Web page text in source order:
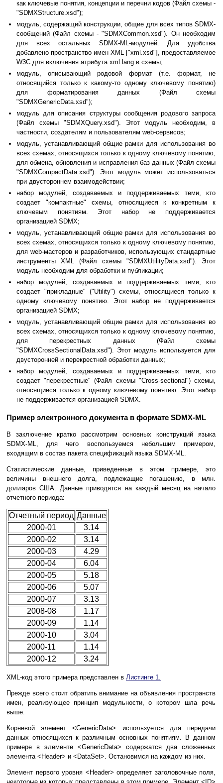
как ключевые понятия, концепции и перечни кодов (Файл схемы -
"SDMXStructure.xsd");
модуль, содержащий конструкции, общие для всех типов SDMX-
сообщений (Файл схемы - "SDMXCommon.xsd"). Он необходим
для всех остальных SDMX-ML-модулей. Для удобства
добавлено пространство имен XML ["xml.xsd"], предоставляемое
W3C для включения атрибута xml:lang в схемы;
модуль, описывающий родовой формат (т.е. формат, не
относящийся только к какому-то одному ключевому понятию)
для форматирования данных (Файл схемы
"SDMXGenericData.xsd");
модуль для описания структуры сообщения родового запроса
(Файл схемы "SDMXQuery.xsd"). Этот модуль необходим, в
частности, создателям и пользователям web-сервисов;
модуль, устанавливающий общие рамки для использования во
всех схемах, относящихся только к одному ключевому понятию,
для обмена, обновления и исправления баз данных (Файл схемы
"SDMXCompactData.xsd"). Этот модуль может использоваться
при двустороннем взаимодействии;
набор модулей, создаваемых и поддерживаемых теми, кто
создает "компактные" схемы, относящиеся к конкретным к
ключевым понятиям. Этот набор не поддерживается
организацией SDMX;
модуль, устанавливающий общие рамки для использования во
всех схемах, относящихся только к одному ключевому понятию,
для web-мастеров и разработчиков, использующих стандартные
инструменты XML (Файл схемы "SDMXUtilityData.xsd"). Этот
модуль необходим для обработки и публикации;
набор модулей, создаваемых и поддерживаемых теми, кто
создает "прикладные" ("Utility") схемы, относящиеся только к
одному ключевому понятию. Этот набор не поддерживается
организацией SDMX;
модуль, устанавливающий общие рамки для использования во
всех схемах, относящихся только к одному ключевому понятию,
для перекрестных данных (Файл схемы
"SDMXCrossSectionalData.xsd"). Этот модуль используется для
двусторонней и перекрестной обработки данных;
набор модулей, создаваемых и поддерживаемых теми, кто
создает "перекрестные" (Файл схемы "Cross-sectional") схемы,
относящиеся только к одному ключевому понятию. Этот набор
не поддерживается организацией SDMX.
Пример электронного документа в формате SDMX-ML
В заключение кратко рассмотрим основных конструкций языка
SDMX-ML, для чего воспользуемся небольшим примером,
входящим в состав пакета спецификаций языка SDMX-ML.
Статистические данные, приведенные в этом примере, это
величины внешнего долга, подлежащие погашению, в млн.
долларов США. Данные приводятся на каждый месяц на начало
отчетного периода:
Отчетный период Данные
2000-01
3.14
2000-02
3.14
2000-03
4.29
2000-04
6.04
2000-05
5.18
2000-06
5.07
2000-07
3.13
2008-08
1.17
2000-09
1.14
2000-10
3.04
2000-11
1.14
2000-12
3.24
XML-код этого примера представлен в Листинге 1.
Прежде всего стоит обратить внимание на объявления пространств
имен, реализующее принцип модульности, о котором шла речь
выше.
Корневой элемент <GenericData> используется для передачи
данных относящихся к различным основных понятиям. В данном
примере в элементе <GenericData> содержатся два сложенных
элемента <Header> и <DataSet>. Остановимся на каждом из них.
Элемент первого уровня <Header> определяет заголовочные поля,